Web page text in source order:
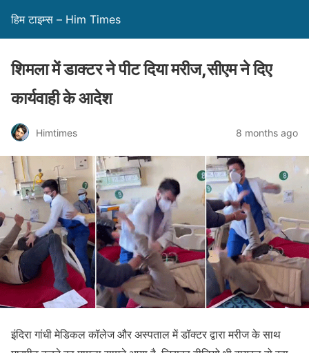
हिम टाइम्स – Him Times
शिमला में डाक्टर ने पीट दिया मरीज,सीएम ने दिए
कार्यवाही के आदेश
Himtimes 8 months ago
इंदिरा गांधी मेडिकल कॉलेज और अस्पताल में डॉक्टर द्वारा मरीज के साथ